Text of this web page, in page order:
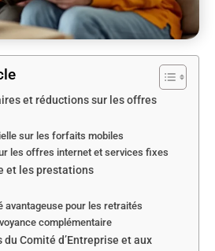
et réductions sur les offres
sur les forfaits mobiles
les offres internet et services fixes
et les prestations
avantageuse pour les retraités
complémentaire
du Comité d’Entreprise et aux